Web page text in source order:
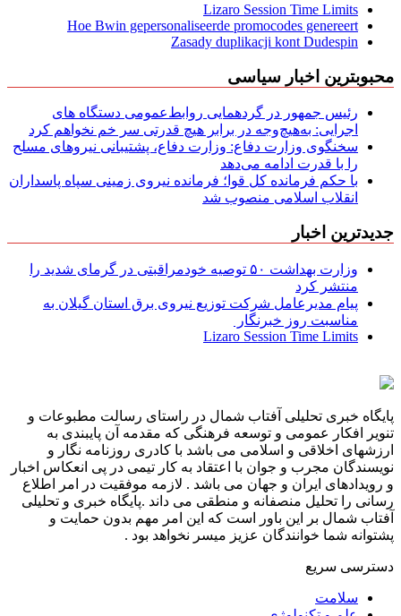
Lizaro Session Time Limits
Hoe Bwin gepersonaliseerde promocodes genereert
Zasady duplikacji kont Dudespin
محبوبترین اخبار سیاسی
رئیس جمهور در گردهمایی روابط‌عمومی دستگاه های
اجرایی: به‌هیچ‌وجه در برابر هیچ قدرتی سر خم نخواهم کرد
سخنگوی وزارت دفاع: وزارت دفاع، پشتیبانی نیرو‌های مسلح
را با قدرت ادامه می‌دهد
با حکم فرمانده کل قوا؛ فرمانده نیروی زمینی سپاه پاسداران
انقلاب اسلامی منصوب شد
جدیدترین اخبار
وزارت بهداشت ۵۰ توصیه خودمراقبتی در گرمای شدید را
منتشر کرد
پیام مدیرعامل شركت توزیع نیروی برق استان گیلان به
مناسبت روز خبرنگار ‌
Lizaro Session Time Limits
پایگاه خبری تحلیلی آفتاب شمال در راستای رسالت مطبوعات و
تنویر افکار عمومی و توسعه فرهنگی که مقدمه آن پایبندی به
ارزشهای اخلاقی و اسلامی می باشد با کادری روزنامه نگار و
نویسندگان مجرب و جوان با اعتقاد به کار تیمی در پی انعکاس اخبار
و رویدادهای ایران و جهان می باشد . لازمه موفقیت در امر اطلاع
رسانی را تحلیل منصفانه و منطقی می داند .پایگاه خبری و تحلیلی
آفتاب شمال بر این باور است که این امر مهم بدون حمایت و
پشتوانه شما خوانندگان عزیز میسر نخواهد بود .
دسترسی سریع
سلامت